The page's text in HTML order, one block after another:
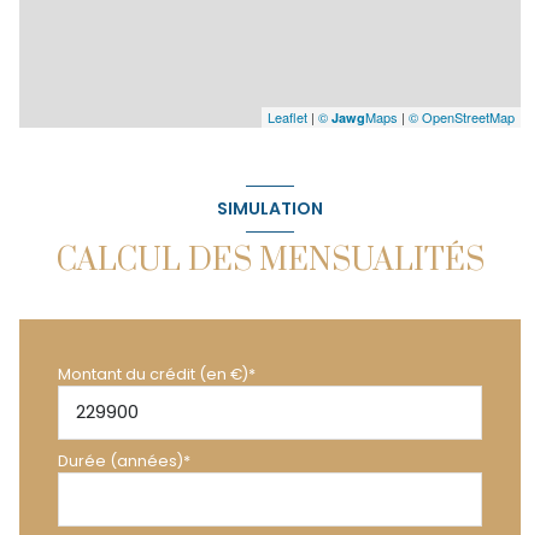
Leaflet | © JawgMaps | © OpenStreetMap
SIMULATION
CALCUL DES MENSUALITÉS
Montant du crédit (en €)*
Durée (années)*